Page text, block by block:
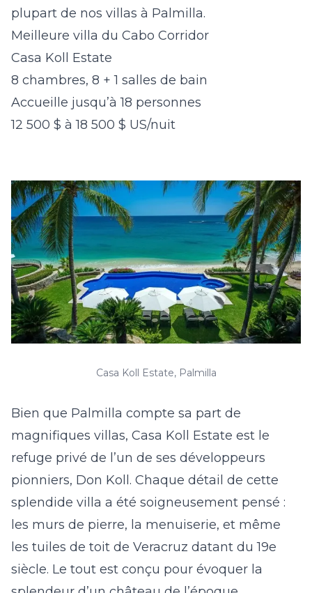
plupart de nos villas à Palmilla.
Meilleure villa du Cabo Corridor
Casa Koll Estate
8 chambres, 8 + 1 salles de bain
Accueille jusqu’à 18 personnes
12 500 $ à 18 500 $ US/nuit
Casa Koll Estate, Palmilla
Bien que Palmilla compte sa part de
magnifiques villas, Casa Koll Estate est le
refuge privé de l’un de ses développeurs
pionniers, Don Koll. Chaque détail de cette
splendide villa a été soigneusement pensé :
les murs de pierre, la menuiserie, et même
les tuiles de toit de Veracruz datant du 19e
siècle. Le tout est conçu pour évoquer la